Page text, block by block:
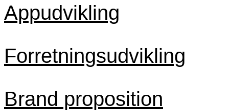
Appudvikling
Forretningsudvikling
Brand proposition